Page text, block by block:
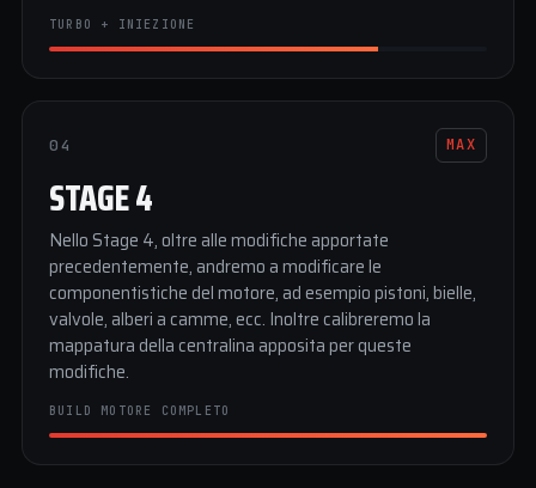
TURBO + INIEZIONE
04 MAX
STAGE 4
Nello Stage 4, oltre alle modifiche apportate
precedentemente, andremo a modificare le
componentistiche del motore, ad esempio pistoni, bielle,
valvole, alberi a camme, ecc. Inoltre calibreremo la
mappatura della centralina apposita per queste
modifiche.
BUILD MOTORE COMPLETO